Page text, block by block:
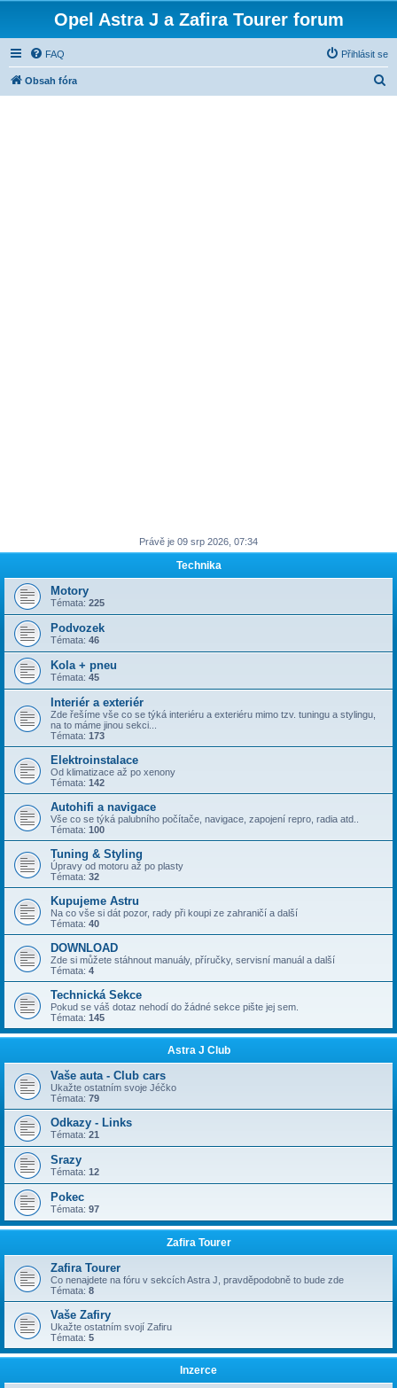
Opel Astra J a Zafira Tourer forum
FAQ Přihlásit se
Obsah fóra
Právě je 09 srp 2026, 07:34
Technika
Motory
Témata: 225
Podvozek
Témata: 46
Kola + pneu
Témata: 45
Interiér a exteriér
Zde řešíme vše co se týká interiéru a exteriéru mimo tzv. tuningu a stylingu,
na to máme jinou sekci...
Témata: 173
Elektroinstalace
Od klimatizace až po xenony
Témata: 142
Autohifi a navigace
Vše co se týká palubního počítače, navigace, zapojení repro, radia atd..
Témata: 100
Tuning & Styling
Úpravy od motoru až po plasty
Témata: 32
Kupujeme Astru
Na co vše si dát pozor, rady při koupi ze zahraničí a další
Témata: 40
DOWNLOAD
Zde si můžete stáhnout manuály, příručky, servisní manuál a další
Témata: 4
Technická Sekce
Pokud se váš dotaz nehodí do žádné sekce pište jej sem.
Témata: 145
Astra J Club
Vaše auta - Club cars
Ukažte ostatním svoje Jéčko
Témata: 79
Odkazy - Links
Témata: 21
Srazy
Témata: 12
Pokec
Témata: 97
Zafira Tourer
Zafira Tourer
Co nenajdete na fóru v sekcích Astra J, pravděpodobně to bude zde
Témata: 8
Vaše Zafiry
Ukažte ostatním svojí Zafiru
Témata: 5
Inzerce